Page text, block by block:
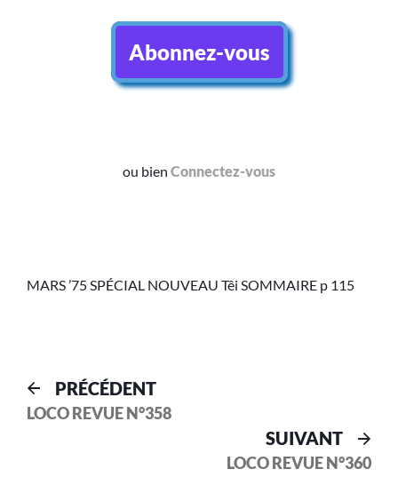
Abonnez-vous
ou bien Connectez-vous
MARS ’75 SPÉCIAL NOUVEAU Têi SOMMAIRE p 115
PRÉCÉDENT
LOCO REVUE N°358
SUIVANT
LOCO REVUE N°360